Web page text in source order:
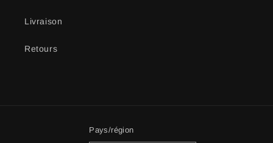
Livraison
Retours
Pays/région